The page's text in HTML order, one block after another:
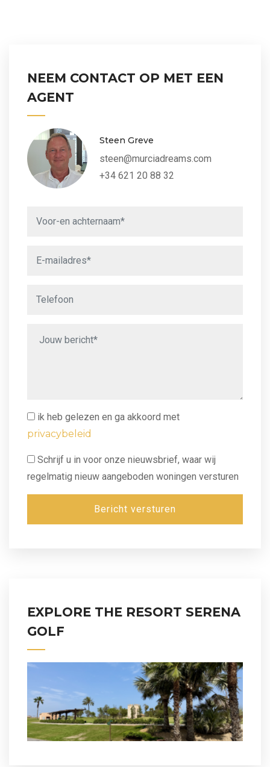
NEEM CONTACT OP MET EEN
AGENT
Steen Greve
steen@murciadreams.com
+34 621 20 88 32
ik heb gelezen en ga akkoord met
privacybeleid
Schrijf u in voor onze nieuwsbrief, waar wij
regelmatig nieuw aangeboden woningen versturen
Bericht versturen
EXPLORE THE RESORT SERENA
GOLF